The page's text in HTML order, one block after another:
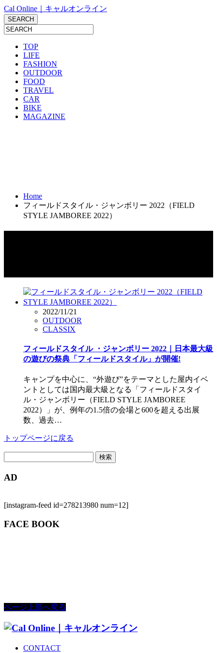
Cal Online｜キャルオンライン
TOP
LIFE
FASHION
OUTDOOR
FOOD
TRAVEL
CAR
BIKE
MAGAZINE
Home
フィールドスタイル・ジャンボリー 2022（FIELD
STYLE JAMBOREE 2022）
2022/11/21
OUTDOOR
CLASSIX
フィールドスタイル ・ジャンボリー 2022｜日本最大級
の遊びの祭典「フィールドスタイル」が開催!
キャンプを中心に、“外遊び”をテーマとした屋内イベ
ントとしては国内最大級となる「フィールドスタイ
ル・ジャンボリー（FIELD STYLE JAMBOREE
2022）」が、例年の1.5倍の会場と600を超える出展
数、過去…
トップページに戻る
AD
[instagram-feed id=278213980 num=12]
FACE BOOK
ページ上部へ戻る
CONTACT